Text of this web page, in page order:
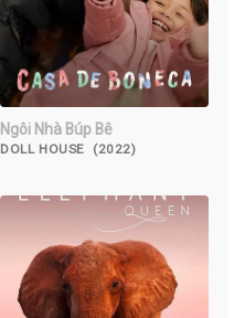
Ngôi Nhà Búp Bê
DOLL HOUSE (2022)